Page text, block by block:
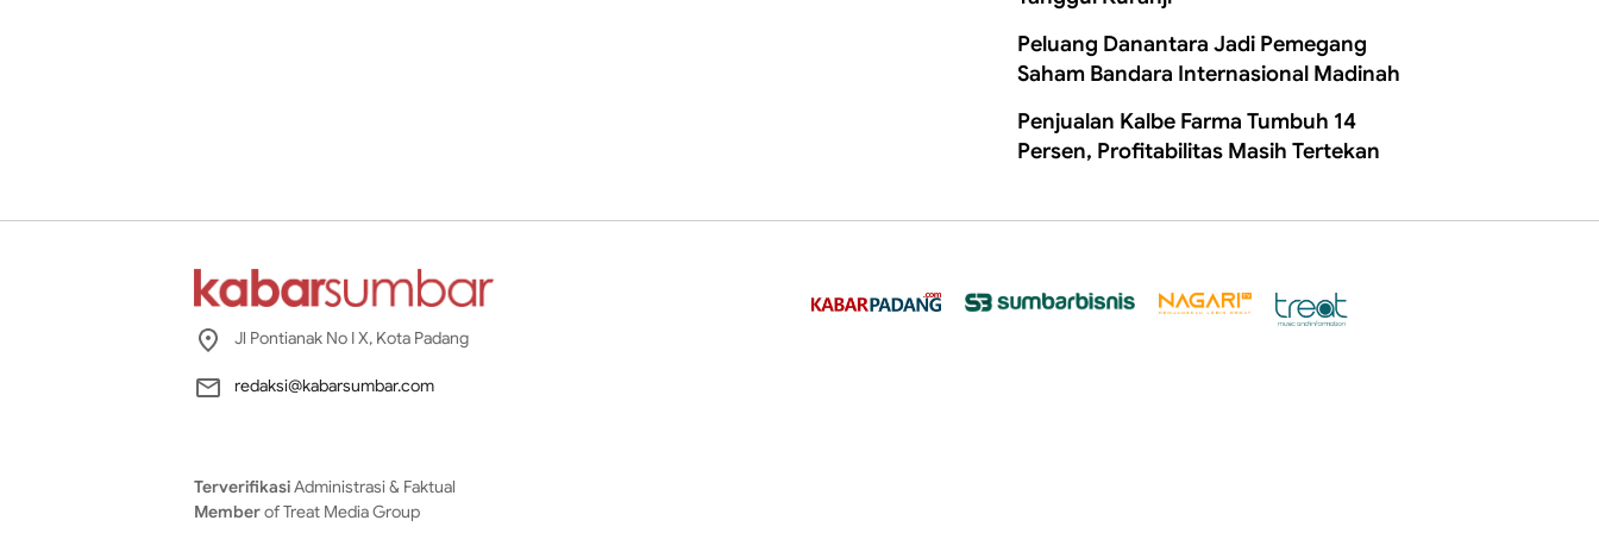
Peluang Danantara Jadi Pemegang
Saham Bandara Internasional Madinah
Penjualan Kalbe Farma Tumbuh 14
Persen, Profitabilitas Masih Tertekan
Jl Pontianak No I X, Kota Padang
redaksi@kabarsumbar.com
TerverifikasiAdministrasi & Faktual
Memberof Treat Media Group